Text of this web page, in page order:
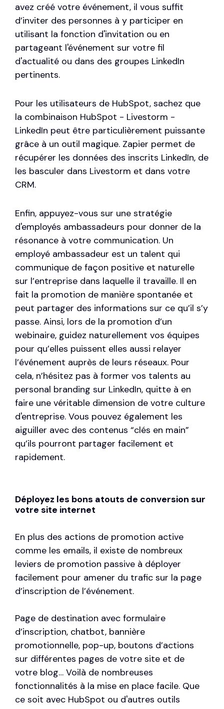
avez créé votre événement, il vous suffit
d’inviter des personnes à y participer en
utilisant la fonction d'invitation ou en
partageant l'événement sur votre fil
d'actualité ou dans des groupes LinkedIn
pertinents.
Pour les utilisateurs de HubSpot, sachez que
la combinaison HubSpot - Livestorm -
LinkedIn peut être particulièrement puissante
grâce à un outil magique. Zapier permet de
récupérer les données des inscrits LinkedIn, de
les basculer dans Livestorm et dans votre
CRM.
Enfin, appuyez-vous sur une stratégie
d'employés ambassadeurs pour donner de la
résonance à votre communication. Un
employé ambassadeur est un talent qui
communique de façon positive et naturelle
sur l’entreprise dans laquelle il travaille. Il en
fait la promotion de manière spontanée et
peut partager des informations sur ce qu’il s’y
passe. Ainsi, lors de la promotion d’un
webinaire, guidez naturellement vos équipes
pour qu’elles puissent elles aussi relayer
l’événement auprès de leurs réseaux. Pour
cela, n’hésitez pas à former vos talents au
personal branding sur LinkedIn, quitte à en
faire une véritable dimension de votre culture
d'entreprise. Vous pouvez également les
aiguiller avec des contenus “clés en main”
qu’ils pourront partager facilement et
rapidement.
Déployez les bons atouts de conversion sur
votre site internet
En plus des actions de promotion active
comme les emails, il existe de nombreux
leviers de promotion passive à déployer
facilement pour amener du trafic sur la page
d’inscription de l’événement.
Page de destination avec formulaire
d’inscription, chatbot, bannière
promotionnelle, pop-up, boutons d’actions
sur différentes pages de votre site et de
votre blog… Voilà de nombreuses
fonctionnalités à la mise en place facile. Que
ce soit avec HubSpot ou d'autres outils